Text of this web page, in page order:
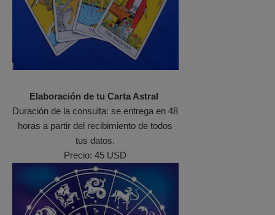
Elaboración de tu Carta Astral
Duración de la consulta: se entrega en 48
horas a partir del recibimiento de todos
tus datos.
Precio: 45 USD